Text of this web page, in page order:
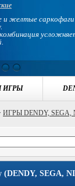
и желтые
ИГРЫ
ИГРЫ DENDY, SEGA,
SEGA,